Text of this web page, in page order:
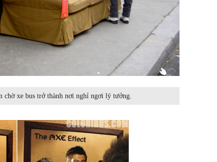
chờ xe bus trở thành nơi nghỉ ngơi lý tưởng.